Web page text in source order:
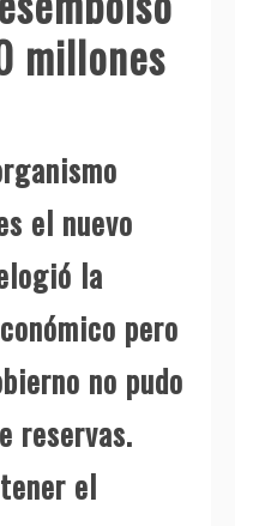
millones
el nuevo
la
pero
no pudo
reservas.
el